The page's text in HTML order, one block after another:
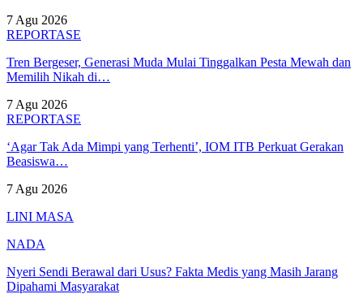
7 Agu 2026
REPORTASE
Tren Bergeser, Generasi Muda Mulai Tinggalkan Pesta Mewah dan
Memilih Nikah di…
7 Agu 2026
REPORTASE
‘Agar Tak Ada Mimpi yang Terhenti’, IOM ITB Perkuat Gerakan
Beasiswa…
7 Agu 2026
LINI MASA
NADA
Nyeri Sendi Berawal dari Usus? Fakta Medis yang Masih Jarang
Dipahami Masyarakat